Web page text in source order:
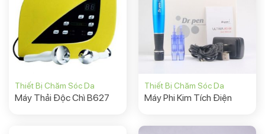
Thiết Bị Chăm Sóc Da
Máy Thải Độc Chì B627
Thiết Bị Chăm Sóc Da
Máy Phi Kim Tích Điện